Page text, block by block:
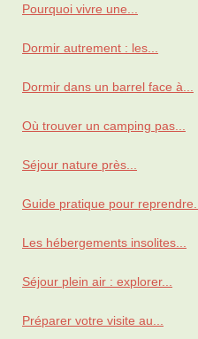
Pourquoi vivre une...
Dormir autrement : les...
Dormir dans un barrel face à...
Où trouver un camping pas...
Séjour nature près...
Guide pratique pour reprendre...
Les hébergements insolites...
Séjour plein air : explorer...
Préparer votre visite au...